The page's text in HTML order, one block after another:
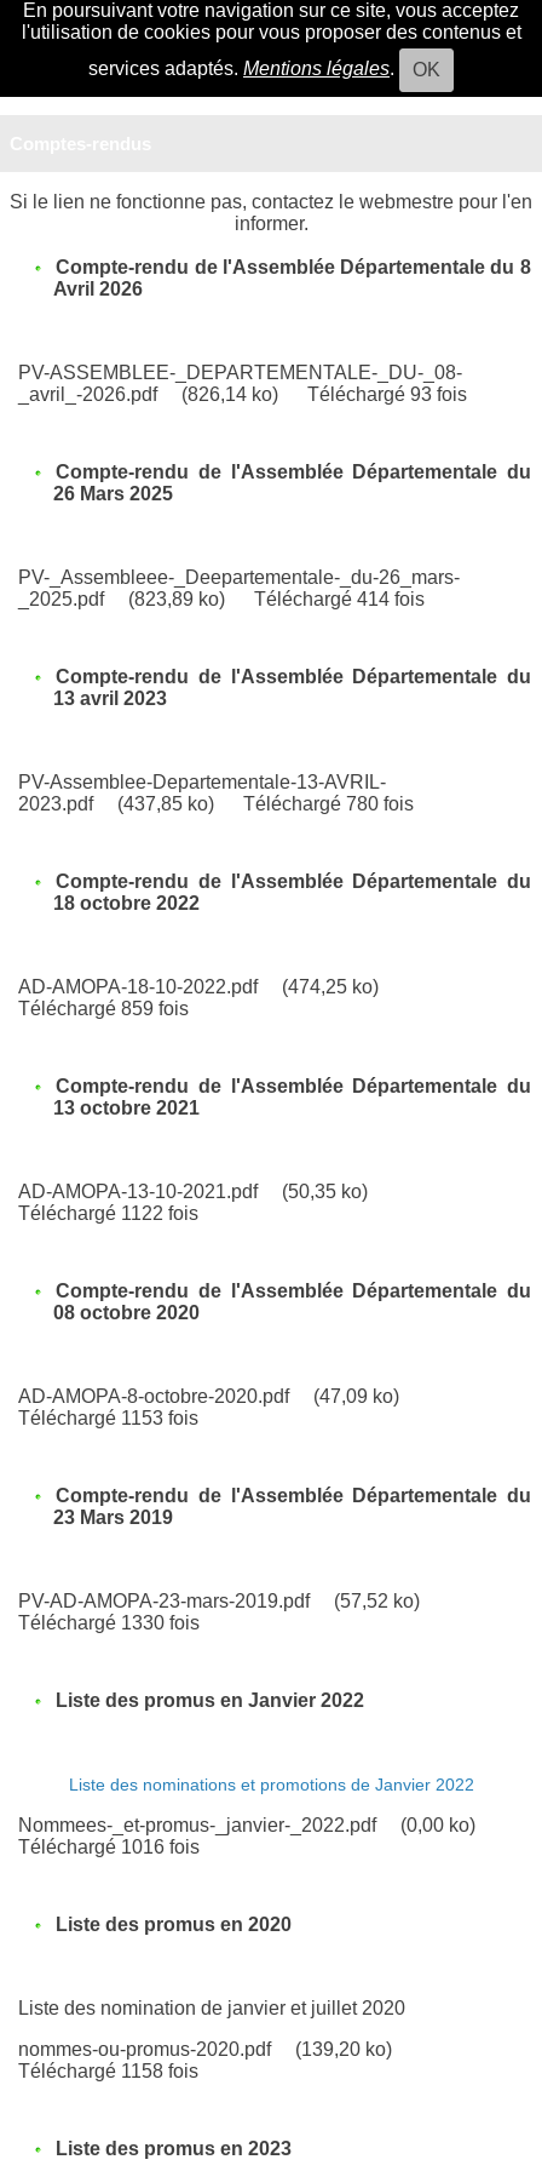
En poursuivant votre navigation sur ce site, vous acceptez
l'utilisation de cookies pour vous proposer des contenus et
services adaptés. Mentions légales. OK
Si le lien ne fonctionne pas, contactez le webmestre pour l'en
informer.
Compte-rendu de l'Assemblée Départementale du 8
Avril 2026
PV-ASSEMBLEE-_DEPARTEMENTALE-_DU-_08-
_avril_-2026.pdf
(826,14 ko) Téléchargé 93 fois
Compte-rendu de l'Assemblée Départementale du
26 Mars 2025
PV-_Assembleee-_Deepartementale-_du-26_mars-
_2025.pdf
(823,89 ko) Téléchargé 414 fois
Compte-rendu de l'Assemblée Départementale du
13 avril 2023
PV-Assemblee-Departementale-13-AVRIL-
2023.pdf
(437,85 ko) Téléchargé 780 fois
Compte-rendu de l'Assemblée Départementale du
18 octobre 2022
AD-AMOPA-18-10-2022.pdf
(474,25 ko)
Téléchargé 859 fois
Compte-rendu de l'Assemblée Départementale du
13 octobre 2021
AD-AMOPA-13-10-2021.pdf
(50,35 ko)
Téléchargé 1122 fois
Compte-rendu de l'Assemblée Départementale du
08 octobre 2020
AD-AMOPA-8-octobre-2020.pdf
(47,09 ko)
Téléchargé 1153 fois
Compte-rendu de l'Assemblée Départementale du
23 Mars 2019
PV-AD-AMOPA-23-mars-2019.pdf
(57,52 ko)
Téléchargé 1330 fois
Liste des promus en Janvier 2022
Liste des nominations et promotions de Janvier 2022
Nommees-_et-promus-_janvier-_2022.pdf
(0,00 ko)
Téléchargé 1016 fois
Liste des promus en 2020
Liste des nomination de janvier et juillet 2020
nommes-ou-promus-2020.pdf
(139,20 ko)
Téléchargé 1158 fois
Liste des promus en 2023